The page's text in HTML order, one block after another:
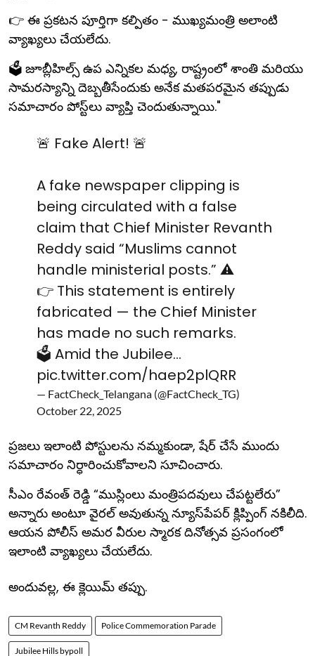
👉 ఈ ప్రకటన పూర్తిగా కల్పితం - ముఖ్యమంత్రి అలాంటి
వ్యాఖ్యలు చేయలేదు.
🗳️ జూబ్లీహిల్స్ ఉప ఎన్నికల మధ్య, రాష్ట్రంలో శాంతి మరియు
సామరస్యాన్ని దెబ్బతీసేందుకు అనేక మతపరమైన తప్పుడు
సమాచారం పోస్ట్‌లు వ్యాప్తి చెందుతున్నాయి."
🚨 Fake Alert! 🚨
A fake newspaper clipping is
being circulated with a false
claim that Chief Minister Revanth
Reddy said “Muslims cannot
handle ministerial posts.” ⚠️
👉 This statement is entirely
fabricated — the Chief Minister
has made no such remarks.
🗳️ Amid the Jubilee…
pic.twitter.com/haep2plQRR
— FactCheck_Telangana (@FactCheck_TG)
October 22, 2025
ప్రజలు ఇలాంటి పోస్టులను నమ్మకుండా, షేర్ చేసే ముందు
సమాచారం నిర్ధారించుకోవాలని సూచించారు.
సీఎం రేవంత్ రెడ్డి “ముస్లింలు మంత్రిపదవులు చేపట్టలేరు”
అన్నారు అంటూ వైరల్ అవుతున్న న్యూస్‌పేపర్ క్లిప్పింగ్ నకిలీది.
ఆయన పోలీస్ అమర వీరుల స్మారక దినోత్సవ ప్రసంగంలో
ఇలాంటి వ్యాఖ్యలు చేయలేదు.
అందువల్ల, ఈ క్లెయిమ్ తప్పు.
CM Revanth Reddy Police Commemoration Parade
Jubilee Hills bypoll